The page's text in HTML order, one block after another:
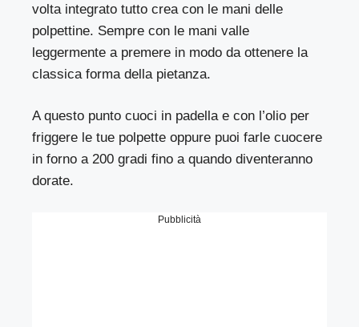
volta integrato tutto crea con le mani delle
polpettine. Sempre con le mani valle
leggermente a premere in modo da ottenere la
classica forma della pietanza.
A questo punto cuoci in padella e con l’olio per
friggere le tue polpette oppure puoi farle cuocere
in forno a 200 gradi fino a quando diventeranno
dorate.
Pubblicità